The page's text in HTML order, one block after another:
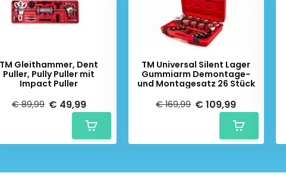
TM Gleithammer, Dent
Puller, Pully Puller mit
Impact Puller
€ 89,99 € 49,99
TM Universal Silent Lager
Gummiarm Demontage-
und Montagesatz 26 Stück
€ 169,99 € 109,99